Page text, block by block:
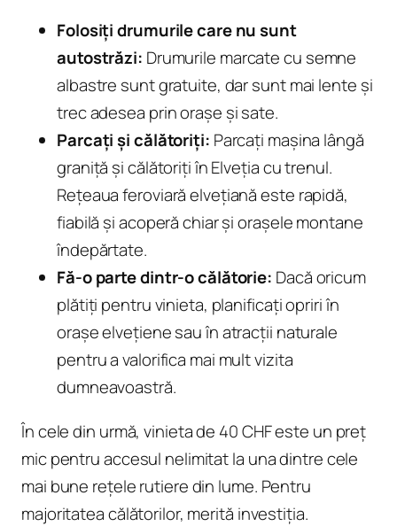
Folosiți drumurile care nu sunt
autostrăzi: Drumurile marcate cu semne
albastre sunt gratuite, dar sunt mai lente și
trec adesea prin orașe și sate.
Parcați și călătoriți: Parcați mașina lângă
graniță și călătoriți în Elveția cu trenul.
Rețeaua feroviară elvețiană este rapidă,
fiabilă și acoperă chiar și orașele montane
îndepărtate.
Fă-o parte dintr-o călătorie: Dacă oricum
plătiți pentru vinieta, planificați opriri în
orașe elvețiene sau în atracții naturale
pentru a valorifica mai mult vizita
dumneavoastră.
În cele din urmă, vinieta de 40 CHF este un preț
mic pentru accesul nelimitat la una dintre cele
mai bune rețele rutiere din lume. Pentru
majoritatea călătorilor, merită investiția.